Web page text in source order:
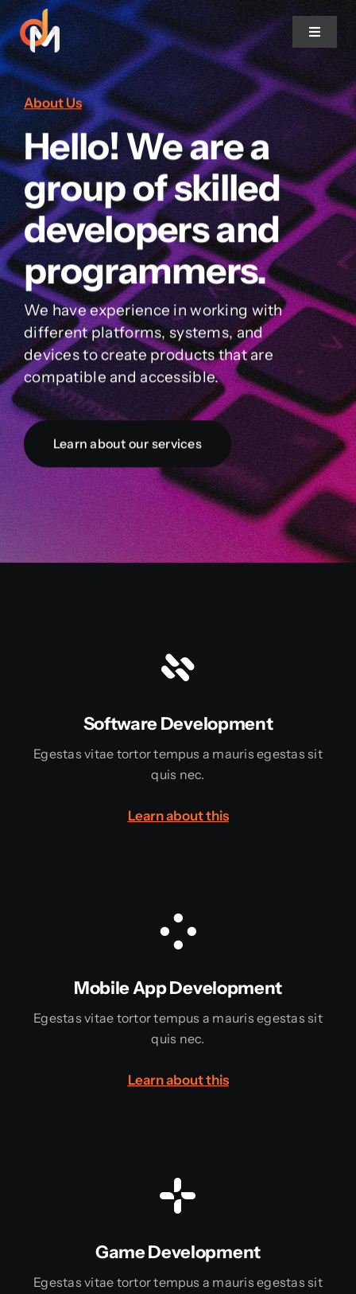
Salta
al
contenuto
Toggle
DocsMarshal
Features
Strumenti
Soluzioni
Progetti di successo
Clienti
Partnership
Media
About Us
Hello! We are a
group of skilled
developers and
programmers.
We have experience in working with
different platforms, systems, and
devices to create products that are
compatible and accessible.
Learn about our services
Software Development
Egestas vitae tortor tempus a mauris egestas sit
quis nec.
Learn about this
Mobile App Development
Egestas vitae tortor tempus a mauris egestas sit
quis nec.
Learn about this
Game Development
Egestas vitae tortor tempus a mauris egestas sit